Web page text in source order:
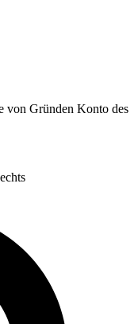
von Gründen Konto des